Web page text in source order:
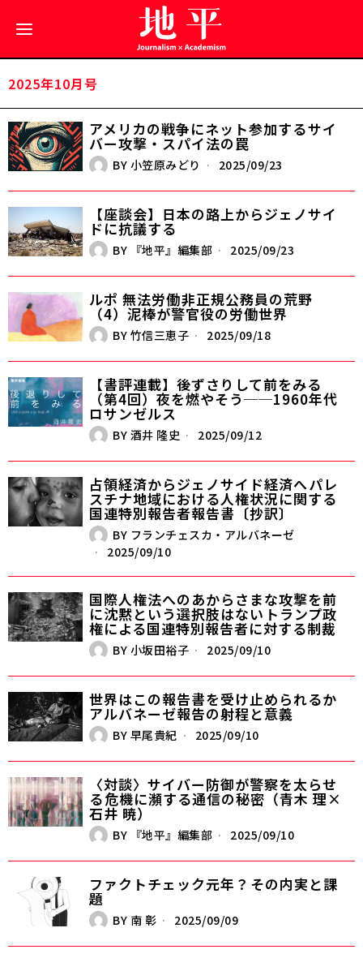
2025年10月号
アメリカの戦争にネット参加する――サイ
バー攻撃・スパイ法の罠
BY 小笠原みどり 2025/09/23
【座談会】日本の路上からジェノサイ
ドに抗議する
BY 『地平』編集部 2025/09/23
ルポ 無法労働――非正規公務員の荒野
（4）泥棒が警官役の労働世界
BY 竹信三恵子 2025/09/18
【書評連載】後ずさりして前をみる
（第4回）夜を燃やそう──1960年代
ロサンゼルス
BY 酒井 隆史 2025/09/12
占領経済からジェノサイド経済へ――パレ
スチナ地域における人権状況に関する
国連特別報告者報告書〔抄訳〕
BY フランチェスカ・アルバネーゼ
2025/09/10
国際人権法へのあからさまな攻撃を前
に沈黙という選択肢はない――トランプ政
権による国連特別報告者に対する制裁
BY 小坂田裕子 2025/09/10
世界はこの報告書を受け止められるか――
アルバネーゼ報告の射程と意義
BY 早尾貴紀 2025/09/10
〈対談〉サイバー防御が警察を太らせ
る――危機に瀕する通信の秘密（青木 理×
石井 暁）
BY 『地平』編集部 2025/09/10
ファクトチェック元年？――その内実と課
題
BY 南 彰 2025/09/09